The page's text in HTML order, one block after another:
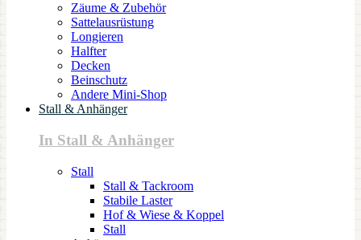
Zäume & Zubehör
Sattelausrüstung
Longieren
Halfter
Decken
Beinschutz
Andere Mini-Shop
Stall & Anhänger
In Stall & Anhänger
Stall
Stall & Tackroom
Stabile Laster
Hof & Wiese & Koppel
Stall